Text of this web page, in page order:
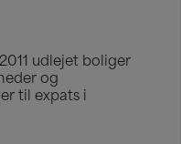
udlejet boliger
og
til expats i